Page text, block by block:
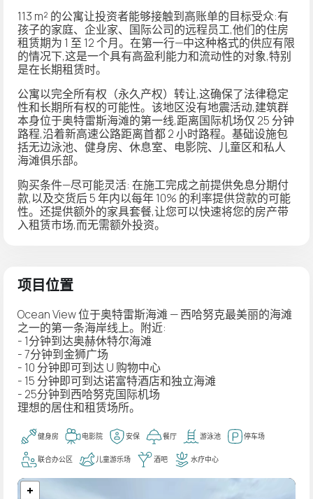
113 m² 的公寓让投资者能够接触到高账单的目标受众:有
孩子的家庭、企业家、国际公司的远程员工,他们的住房
租赁期为 1 至 12 个月。在第一行—中这种格式的供应有限
的情况下,这是一个具有高盈利能力和流动性的对象,特别
是在长期租赁时。
公寓以完全所有权 （永久产权）转让,这确保了法律稳定
性和长期所有权的可能性。该地区没有地震活动,建筑群
本身位于奥特雷斯海滩的第一线,距离国际机场仅 25 分钟
路程,沿着新高速公路距离首都 2 小时路程。基础设施包
括无边泳池、健身房、休息室、电影院、儿童区和私人
海滩俱乐部。
购买条件—尽可能灵活: 在施工完成之前提供免息分期付
款,以及交货后 5 年内以每年 10% 的利率提供贷款的可能
性。还提供额外的家具套餐,让您可以快速将您的房产带
入租赁市场,而无需额外投资。
项目位置
Ocean View 位于奥特雷斯海滩 — 西哈努克最美丽的海滩
之一的第一条海岸线上。附近:
- 1分钟到达奥赫休特尔海滩
- 7分钟到金狮广场
- 10 分钟即可到达 U 购物中心
- 15 分钟即可到达诺富特酒店和独立海滩
- 25分钟到西哈努克国际机场
理想的居住和租赁场所。
健身房 电影院 安保 餐厅 游泳池 停车场
联合办公区 儿童游乐场 酒吧 水疗中心